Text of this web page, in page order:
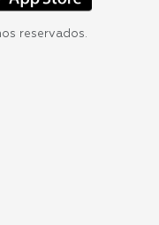
reservados.